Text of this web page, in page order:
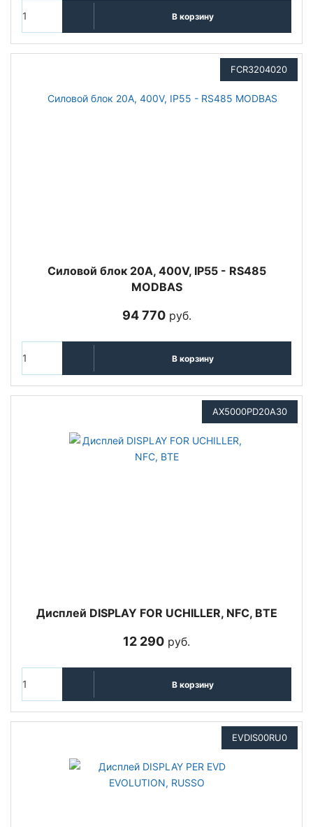
В корзину
FCR3204020
Cиловой блок 20A, 400V, IP55 - RS485
MODBAS
94 770руб.
В корзину
AX5000PD20A30
Дисплей DISPLAY FOR UCHILLER, NFC, BTE
12 290 руб.
В корзину
EVDIS00RU0